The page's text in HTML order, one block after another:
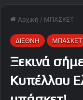
Αρχική / ΜΠΑΣΚΕΤ
ΔΙΕΘΝΗ ΜΠΑΣΚΕΤ
Ξεκινά
Κυπέλλου